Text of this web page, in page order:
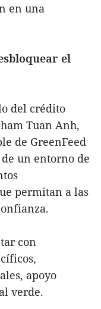
en una
el
del crédito
Tuan Anh,
de GreenFeed
un entorno de
permitan a las
con
apoyo
verde.